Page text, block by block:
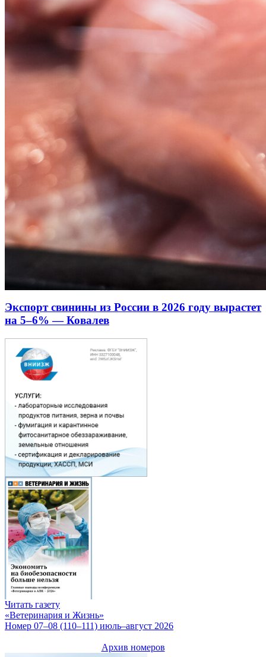
Экспорт свинины из России в 2026 году вырастет
на 5–6% — Ковалев
Читать газету
«Ветеринария и Жизнь»
Номер 07–08 (110–111) июль–август 2026
Архив номеров